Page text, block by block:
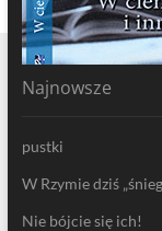
Najnowsze
pustki
W Rzymie dziś
Nie bójcie się ich!